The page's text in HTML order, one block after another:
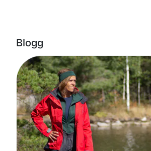
Blogg